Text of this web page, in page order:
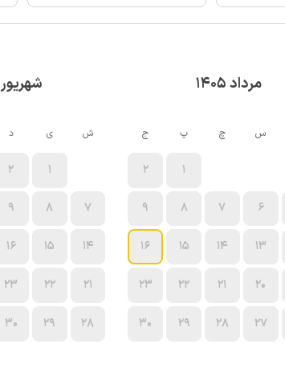
مرداد 1405 شهریور 1405
س چ پ ج
1
2
6
7
8
9
13
14
15
16
20
21
22
23
27
28
29
30
ش ی د
1
2
7
8
9
14
15
16
21
22
23
28
29
30